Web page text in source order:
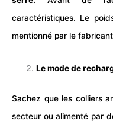
caractéristiques. Le
mentionné par le
Le mode de
Sachez que les colliers
secteur ou alimenté par